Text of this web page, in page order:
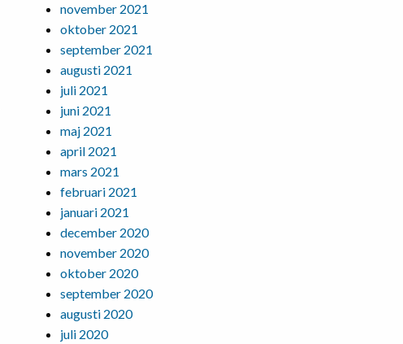
november 2021
oktober 2021
september 2021
augusti 2021
juli 2021
juni 2021
maj 2021
april 2021
mars 2021
februari 2021
januari 2021
december 2020
november 2020
oktober 2020
september 2020
augusti 2020
juli 2020